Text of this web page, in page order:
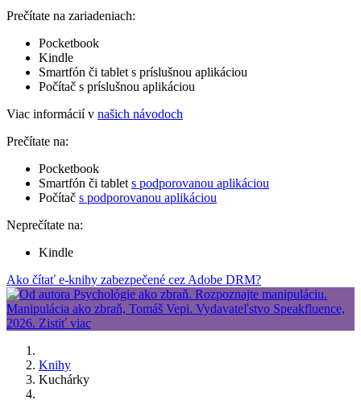
Prečítate na zariadeniach:
Pocketbook
Kindle
Smartfón či tablet s príslušnou aplikáciou
Počítač s príslušnou aplikáciou
Viac informácií v našich návodoch
Prečítate na:
Pocketbook
Smartfón či tablet s podporovanou aplikáciou
Počítač s podporovanou aplikáciou
Neprečítate na:
Kindle
Ako čítať e-knihy zabezpečené cez Adobe DRM?
Knihy
Kuchárky